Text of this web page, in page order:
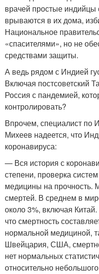
врачей простые индийцы
врываются в их дома,
Национальное
«спасителями», но не
средствами защиты.
А ведь рядом с Индией
Включая постсоветский
Россия с пандемией,
контролировать?
Впрочем, специалист по
Михеев надеется, что
коронавируса:
— Вся история с
степени, проверка
медицины на прочность.
смертей. В среднем в
около 3%, включая
что смертность
нормальной медициной,
Швейцария, США,
нет нормальных
относительно